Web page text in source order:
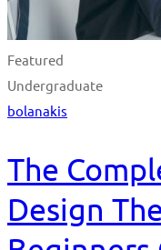
Featured
Undergraduate
bolanakis
The
Design